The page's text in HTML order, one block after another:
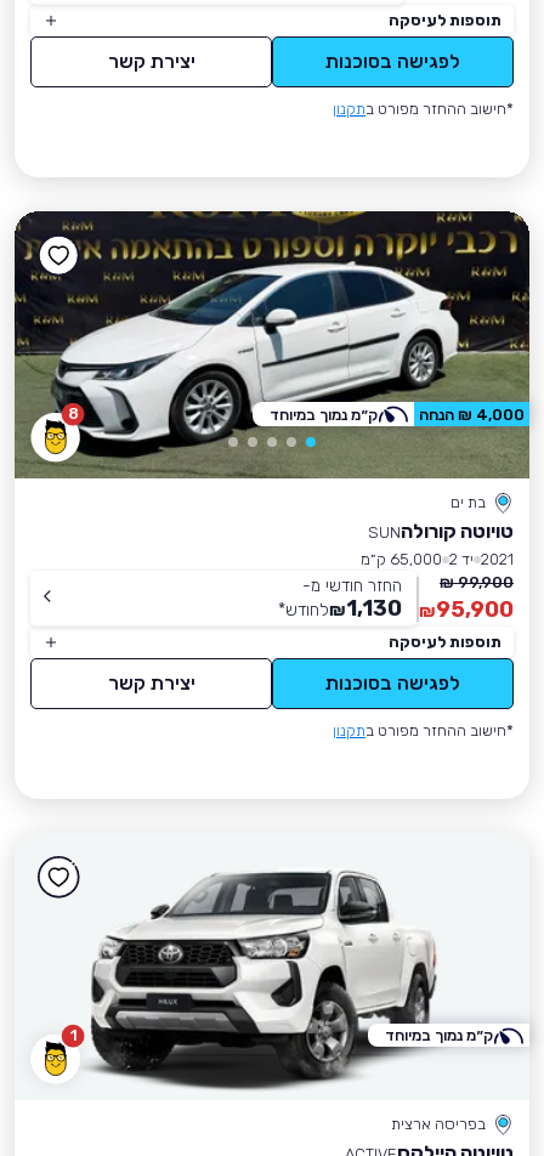
תוספות לעיסקה
לפגישה בסוכנות יצירת קשר
*חישוב ההחזר מפורט בתקנון
8
בת ים
טויוטה קורולהSUN
2021 יד 2
65,000 ק״מ
99,900 ₪
95,900
₪
החזר חודשי מ-
1,130
₪לחודש*
תוספות לעיסקה
לפגישה בסוכנות יצירת קשר
*חישוב ההחזר מפורט בתקנון
4,000 ₪ הנחה ק״מ נמוך במיוחד
1
בפריסה ארצית
ק״מ נמוך במיוחד